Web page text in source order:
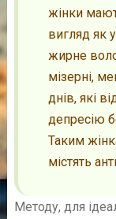
жінки
вигляд як
жирне
мізерні,
днів, які
депресію
Таким
містять
Методу, для